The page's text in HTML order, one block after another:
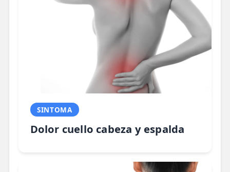
SINTOMA
Dolor cuello cabeza y espalda